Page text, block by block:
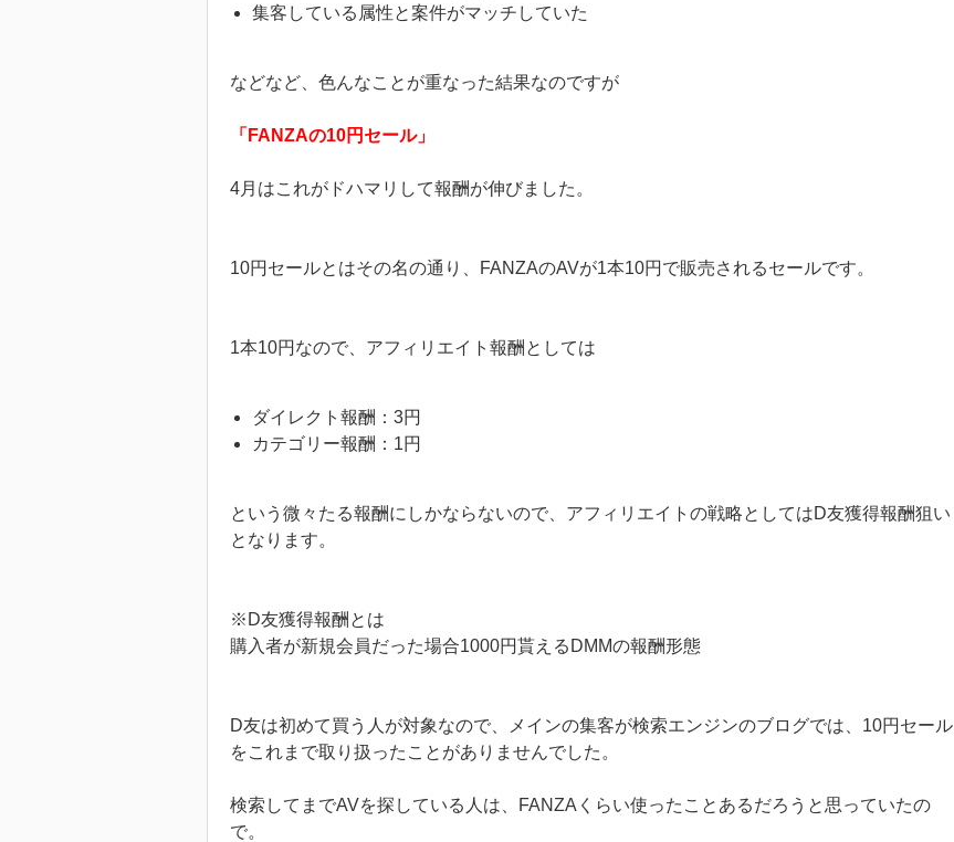
集客している属性と案件がマッチしていた
などなど、色んなことが重なった結果なのですが
「FANZAの10円セール」
4月はこれがドハマリして報酬が伸びました。
10円セールとはその名の通り、FANZAのAVが1本10円で販売されるセールです。
1本10円なので、アフィリエイト報酬としては
ダイレクト報酬：3円
カテゴリー報酬：1円
という微々たる報酬にしかならないので、アフィリエイトの戦略としてはD友獲得報酬狙い
となります。
※D友獲得報酬とは
購入者が新規会員だった場合1000円貰えるDMMの報酬形態
D友は初めて買う人が対象なので、メインの集客が検索エンジンのブログでは、10円セール
をこれまで取り扱ったことがありませんでした。
検索してまでAVを探している人は、FANZAくらい使ったことあるだろうと思っていたの
で。